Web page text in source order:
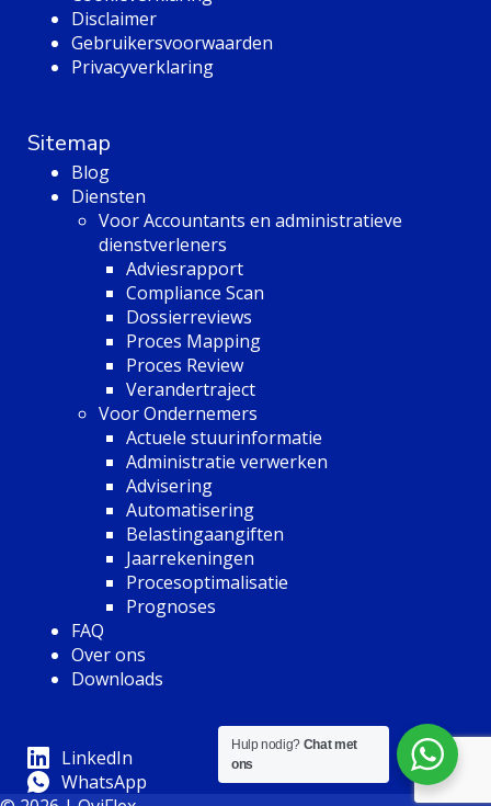
Disclaimer
Gebruikersvoorwaarden
Privacyverklaring
Sitemap
Blog
Diensten
Voor Accountants en administratieve
dienstverleners
Adviesrapport
Compliance Scan
Dossierreviews
Proces Mapping
Proces Review
Verandertraject
Voor Ondernemers
Actuele stuurinformatie
Administratie verwerken
Advisering
Automatisering
Belastingaangiften
Jaarrekeningen
Procesoptimalisatie
Prognoses
FAQ
Over ons
Downloads
LinkedIn
WhatsApp
Hulp nodig? Chat met
ons